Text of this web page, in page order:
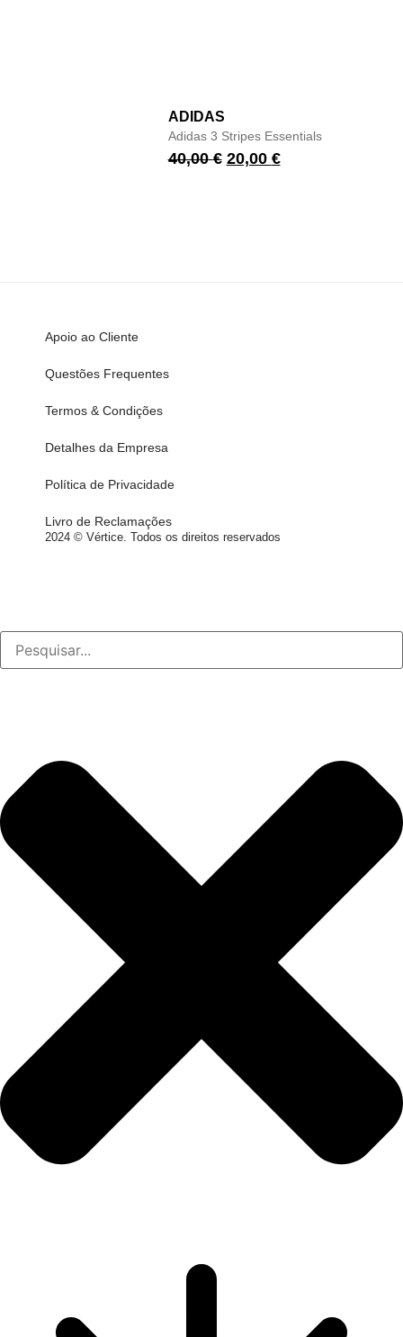
ADIDAS
Adidas 3 Stripes Essentials
40,00€ 20,00 €
2024 © Vértice. Todos os direitos reservados
Apoio ao Cliente
Questões Frequentes
Termos & Condições
Detalhes da Empresa
Política de Privacidade
Livro de Reclamações